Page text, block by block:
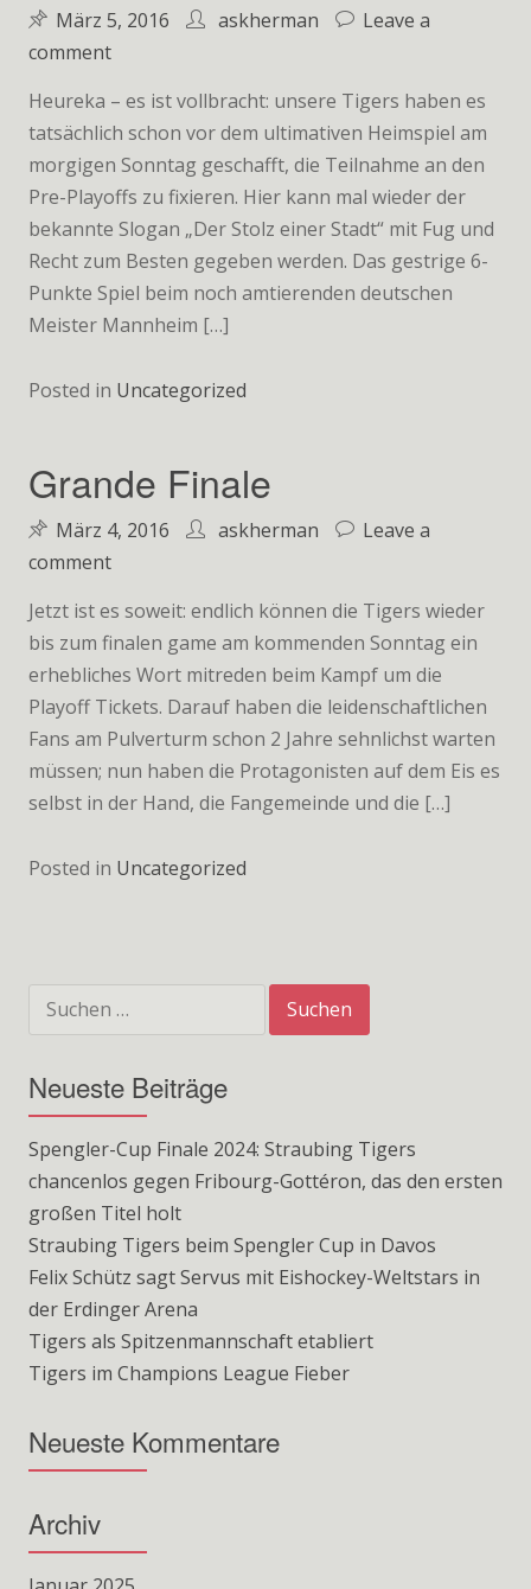
März 5, 2016 askherman
Leave a
commenton
Time
Heureka – es ist vollbracht: unsere Tigers haben es
tatsächlich schon vor dem ultimativen Heimspiel am
morgigen Sonntag geschafft, die Teilnahme an den
Pre-Playoffs zu fixieren. Hier kann mal wieder der
bekannte Slogan „Der Stolz einer Stadt“ mit Fug und
Recht zum Besten gegeben werden. Das gestrige 6-
Punkte Spiel beim noch amtierenden deutschen
Meister Mannheim […]
Posted in Uncategorized
Grande Finale
März 4, 2016 askherman
Leave a
commenton
Finale
Jetzt ist es soweit: endlich können die Tigers wieder
bis zum finalen game am kommenden Sonntag ein
erhebliches Wort mitreden beim Kampf um die
Playoff Tickets. Darauf haben die leidenschaftlichen
Fans am Pulverturm schon 2 Jahre sehnlichst warten
müssen; nun haben die Protagonisten auf dem Eis es
selbst in der Hand, die Fangemeinde und die […]
Posted in Uncategorized
nach:
Neueste Beiträge
Spengler-Cup Finale 2024: Straubing Tigers
chancenlos gegen Fribourg-Gottéron, das den ersten
großen Titel holt
Straubing Tigers beim Spengler Cup in Davos
Felix Schütz sagt Servus mit Eishockey-Weltstars in
der Erdinger Arena
Tigers als Spitzenmannschaft etabliert
Tigers im Champions League Fieber
Neueste Kommentare
Archiv